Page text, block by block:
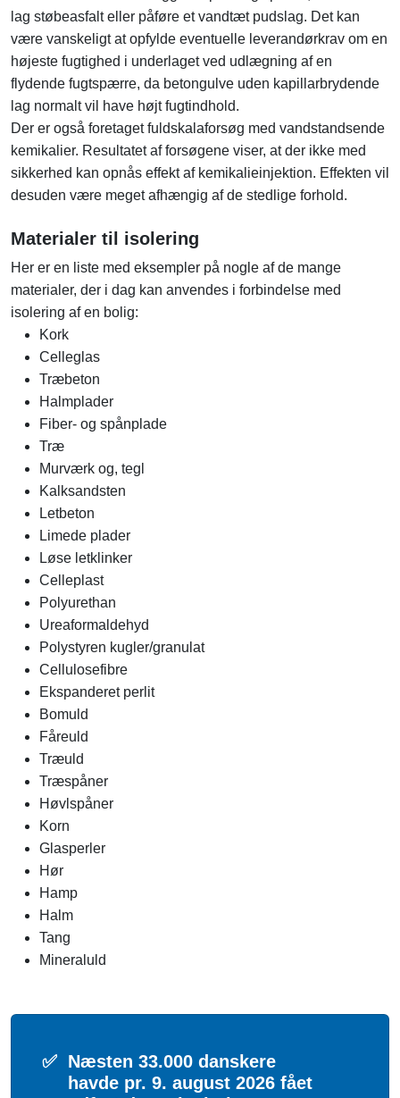
lag støbeasfalt eller påføre et vandtæt pudslag. Det kan
være vanskeligt at opfylde eventuelle leverandørkrav om en
højeste fugtighed i underlaget ved udlægning af en
flydende fugtspærre, da betongulve uden kapillarbrydende
lag normalt vil have højt fugtindhold.
Der er også foretaget fuldskalaforsøg med vandstandsende
kemikalier. Resultatet af forsøgene viser, at der ikke med
sikkerhed kan opnås effekt af kemikalieinjektion. Effekten vil
desuden være meget afhængig af de stedlige forhold.
Materialer til isolering
Her er en liste med eksempler på nogle af de mange
materialer, der i dag kan anvendes i forbindelse med
isolering af en bolig:
Kork
Celleglas
Træbeton
Halmplader
Fiber- og spånplade
Træ
Murværk og, tegl
Kalksandsten
Letbeton
Limede plader
Løse letklinker
Celleplast
Polyurethan
Ureaformaldehyd
Polystyren kugler/granulat
Cellulosefibre
Ekspanderet perlit
Bomuld
Fåreuld
Træuld
Træspåner
Høvlspåner
Korn
Glasperler
Hør
Hamp
Halm
Tang
Mineraluld
✅ Næsten 33.000 danskere
havde pr. 9. august 2026 fået